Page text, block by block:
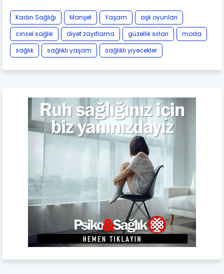
Kadın Sağlığı Manşet Yaşam
aşk oyunları
cinsel sağlık
diyet zayıflama güzellik sırları
moda
sağlık
sağlıklı yaşam sağlıklı yiyecekler